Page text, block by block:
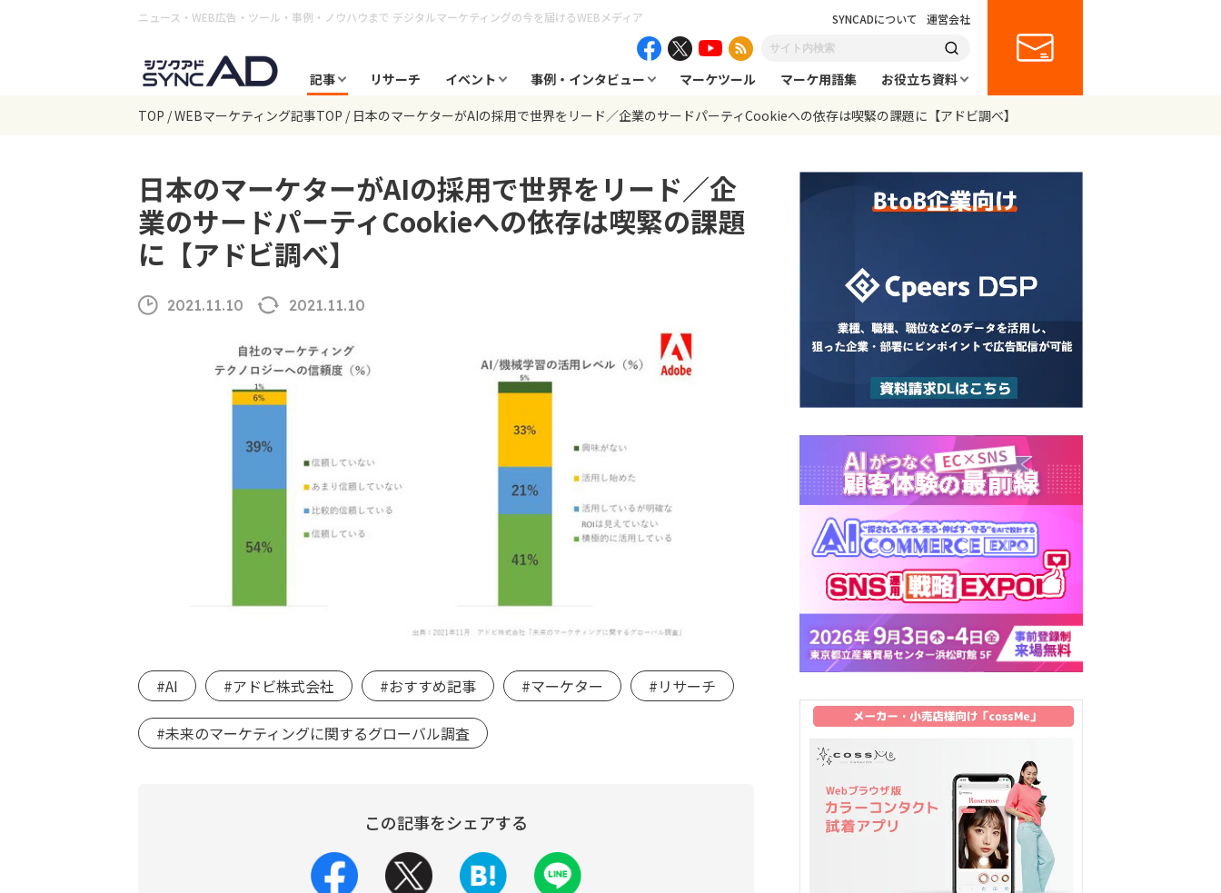
ニュース・WEB広告・ツール・事例・ノウハウまで デジタルマーケティングの今を届けるWEBメディア SYNCADについて 運営会社
記事 リサーチ イベント 事例・インタビュー マーケツール マーケ用語集
お役立ち資料
TOP WEBマーケティング記事TOP 日本のマーケターがAIの採用で世界をリード／企業のサードパーティCookieへの依存は喫緊の課題に【アドビ調べ】
日本のマーケターがAIの採用で世界をリード／企
業のサードパーティCookieへの依存は喫緊の課題
に【アドビ調べ】
2021.11.10 2021.11.10
#AI #アドビ株式会社 #おすすめ記事 #マーケター #リサーチ
#未来のマーケティングに関するグローバル調査
この記事をシェアする